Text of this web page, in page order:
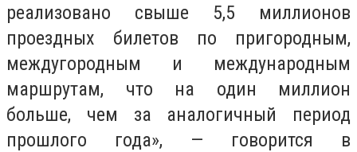
реализовано свыше 5,5 миллионов
проездных билетов по пригородным,
междугородным и международным
маршрутам, что на один миллион
больше, чем за аналогичный период
прошлого года», — говорится в